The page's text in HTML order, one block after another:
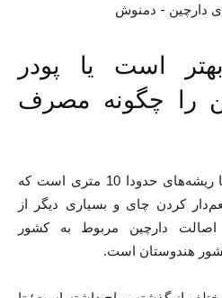
است یا پودر
را چگونه مصرف
دارچین در واقع یک درختچه با ریشه‌های حدودا 10 متری است که
کردن چای و بسیاری دیگر از
اصالت دارچین مربوط به کشور
هندوستان است.